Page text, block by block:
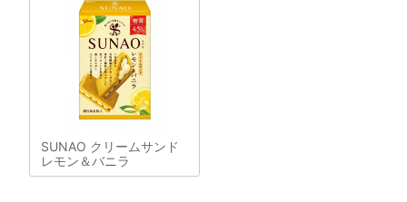
SUNAO クリームサンド
レモン＆バニラ